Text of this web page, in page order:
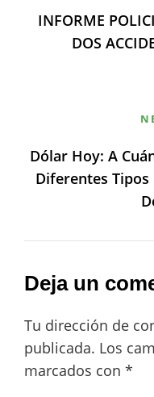
entradas
INFORME
DOS
Dólar Hoy: A
Diferentes Tipos
Deja un
Tu dirección de
publicada. Los
marcados con *